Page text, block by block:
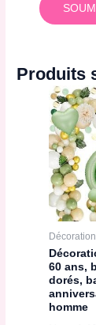
Produits
60 ans,
dorés,
homme